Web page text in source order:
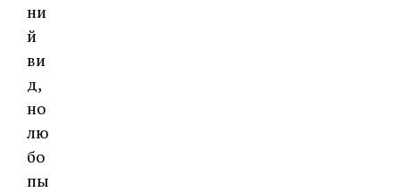
ни
й
ви
д,
но
лю
бо
пы